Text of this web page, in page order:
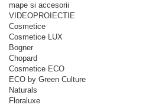
mape si accesorii
VIDEOPROIECTIE
Cosmetice
Cosmetice LUX
Bogner
Chopard
Cosmetice ECO
ECO by Green Culture
Naturals
Floraluxe